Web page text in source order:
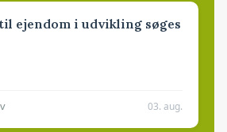
ejendom i udvikling søges
03. aug.